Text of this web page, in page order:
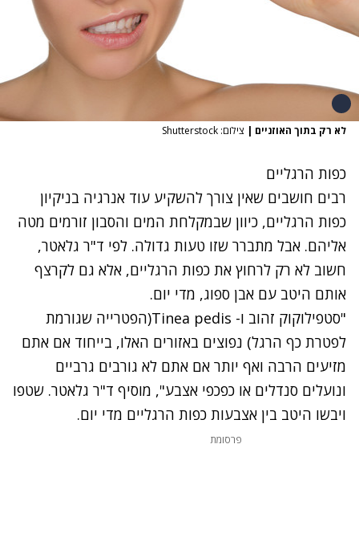
לא רק בתוך האוזניים | צילום: Shutterstock
כפות הרגליים
רבים חושבים שאין צורך להשקיע עוד אנרגיה בניקיון
כפות הרגליים, כיוון שבמקלחת המים והסבון זורמים מטה
אליהם. אבל מתברר שזו טעות גדולה. לפי ד"ר גלאטר,
חשוב לא רק לרחוץ את כפות הרגליים, אלא גם לקרצף
אותם היטב עם אבן ספוג, מדי יום.
"סטפילוקוק זהוב ו- Tinea pedis(הפטרייה שגורמת
לפטרת כף הרגל) נפוצים באזורים האלו, בייחוד אם אתם
מזיעים הרבה ואף יותר אם אתם לא גורבים גרביים
ונועלים סנדלים או כפכפי אצבע", מוסיף ד"ר גלאטר. שטפו
ויבשו היטב בין אצבעות כפות הרגליים מדי יום.
פרסומת